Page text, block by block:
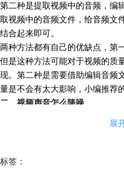
第二种是提取视频中的音频，编
取视频中的音频文件，给音频文
结合起来即可。
两种方法都有自己的优缺点，第
但是这种方法可能对于视频的质
现。第二种是需要借助编辑音频
量是不会有太大影响，小编推荐
二、视频声音怎么降噪
音频解压缩处理，这样就不要提
展
标签：